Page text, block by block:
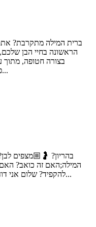
ברית המילה מתקרבת?
הראשונה בחיי הבן
בצורה חטופה, מתוך
פתחתם ספר? ומה עם דבר תורה משמעותי...
בהריון? 🤰🏼מצפים
המילה;האם זה כואב? האם
להקפיד? שלום אני דוד דדון, מוהל מוסמך, ומוהל במשרד הבטחון...